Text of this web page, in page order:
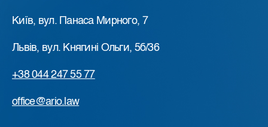
Київ, вул. Панаса Мирного, 7
Львів, вул. Княгині Ольги, 5б/36
+38 044 247 55 77
office@ario.law